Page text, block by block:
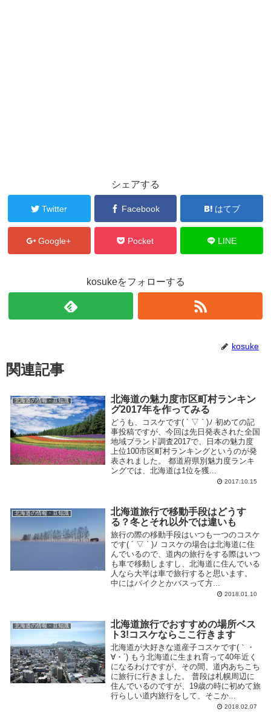
シェアする
Twitter Facebook はてブ
Google+ Pocket LINE
kosukeをフォローする
kosuke
関連記事
北海道の情報・豆知識
北海道の魅力度市区町村ランキン
グ2017年を作ってみる
どうも、コスケです( ´ ▽ ` )ﾉ 初めての記
事投稿ですが、今回は先日発表された全国
地域ブランド調査2017で、日本の魅力度
上位100市区町村ランキングというのが発
表されました。 都道府県別魅力度ランキ
ングでは、北海道は1位を獲...
2017.10.15
北海道の情報・豆知識
北海道旅行で移動手段はどうす
る？冬とそれ以外では違いも
旅行の際の移動手段はいつも一つのコスケ
です( ´ ▽ ` )ﾉ コスケの場合は北海道に住
んでいるので、道内の旅行をする際はいつ
も車で移動しますし、北海道に住んでいる
人なら大半は車で旅行すると思います。
中にはバイクとかバスって方...
2018.01.10
北海道の情報・豆知識
北海道旅行でおすすめの場所ベス
ト3!コスケならここ行きます
北海道が大好きな道産子コスケです(｀・
∀・´) もう北海道に生まれ育って40年近く
になるわけですが、その間、道内あちこち
に旅行に行きました。 普段は札幌周辺に
住んでいるのですが、19歳の時に初めて旅
行らしい道内旅行をして、そこか...
2018.02.07